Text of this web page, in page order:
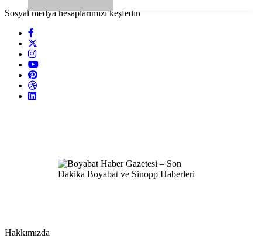
Sosyal medya hesaplarımızı keşfedin
Hakkımızda